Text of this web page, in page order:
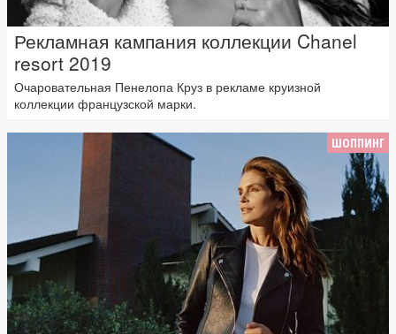
Рекламная кампания коллекции Chanel
resort 2019
Очаровательная Пенелопа Круз в рекламе круизной
коллекции французской марки.
ШОППИНГ